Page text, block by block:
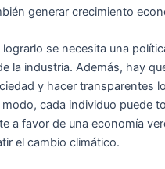
generar crecimiento
se necesita una
la industria. Además, hay
y hacer transparentes
cada individuo puede
a favor de una economía
el cambio climático.